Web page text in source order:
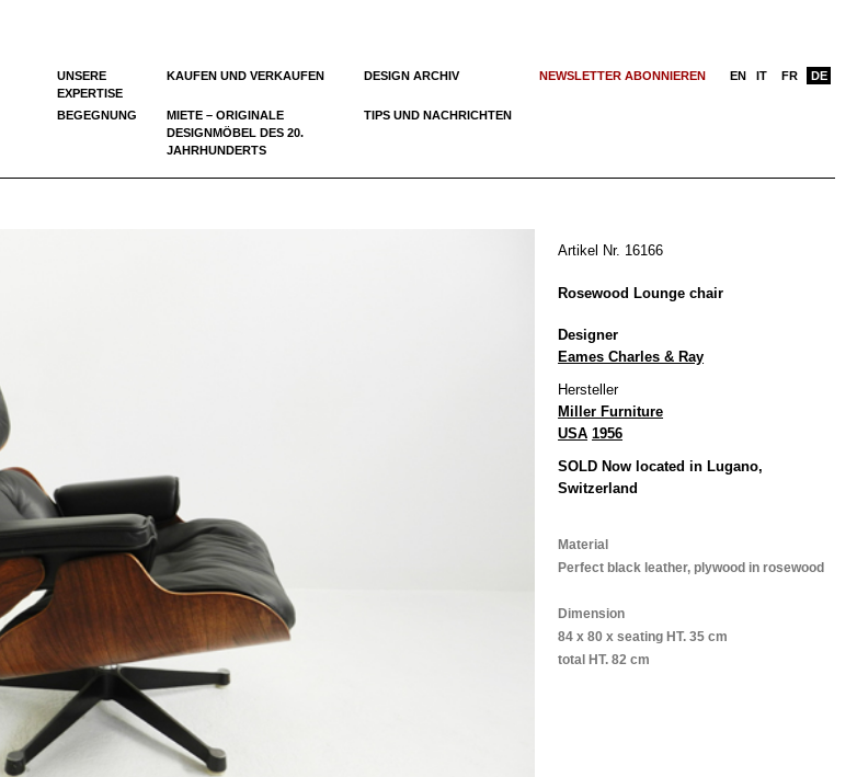
UNSERE
EXPERTISE
KAUFEN UND VERKAUFEN DESIGN ARCHIV NEWSLETTER ABONNIEREN
BEGEGNUNG
MIETE – ORIGINALE
DESIGNMÖBEL DES 20.
JAHRHUNDERTS
TIPS UND NACHRICHTEN
EN IT FR DE
Artikel Nr. 16166
Rosewood Lounge chair
Designer
Eames Charles & Ray
Hersteller
Miller Furniture
USA 1956
SOLD Now located in Lugano,
Switzerland
Material
Perfect black leather, plywood in rosewood
Dimension
84 x 80 x seating HT. 35 cm
total HT. 82 cm